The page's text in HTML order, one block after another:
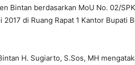
Bintan berdasarkan MoU No. 02/
di Ruang Rapat 1 Kantor Bupati
H. Sugiarto, S.Sos, MH